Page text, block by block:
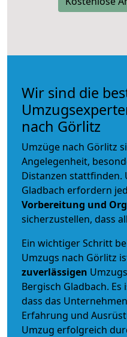
Wir sind die
nach Görlitz
Umzüge nach Görlitz
Angelegenheit,
Distanzen stattfinden.
Gladbach erfordern
Vorbereitung und
sicherzustellen, dass
Ein wichtiger Schritt
Umzugs nach Görlitz
zuverlässigen
Bergisch Gladbach.
dass das
Erfahrung und
Umzug erfolgreich